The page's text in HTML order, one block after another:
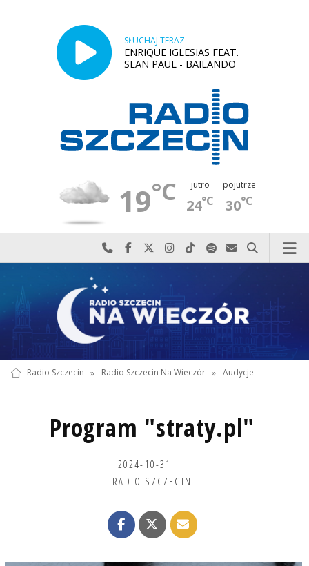
SŁUCHAJ TERAZ
ENRIQUE IGLESIAS FEAT.
SEAN PAUL - BAILANDO
19°C jutro
24°C
pojutrze
30°C
Najlepiej po prostu do nas zadzwoń
Odwiedź nas na Facebook-u
Odwiedź nas na X
Odwiedź nas na Instagram-ie
Odwiedź nas na TikTok-u
Szukaj nas na Spotify
Wyślij do nas
Szukaj
Radio Szczecin » Radio Szczecin Na Wieczór » Audycje
Program "straty.pl"
2024-10-31
RADIO SZCZECIN